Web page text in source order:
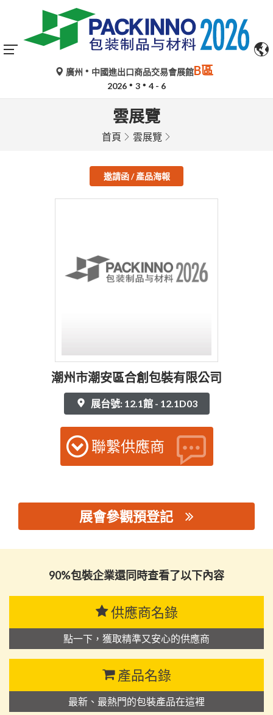
廣州 中國進出口商品交易會展館B區
2026 3 4 - 6
雲展覽
首頁 雲展覽
邀請函 / 產品海報
潮州市潮安區合創包裝有限公司
展台號: 12.1館 - 12.1D03
聯繫供應商
展會參觀預登記
90%包裝企業還同時查看了以下內容
供應商名錄
點一下，獲取精準又安心的供應商
產品名錄
最新、最熱門的包裝產品在這裡